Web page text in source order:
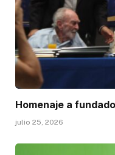
Homenaje a
julio 25, 2026